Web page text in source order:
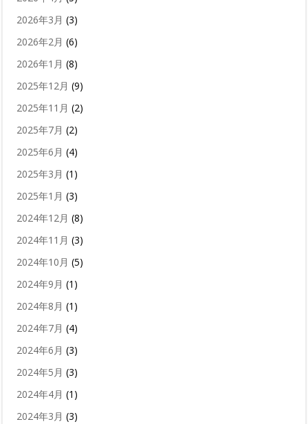
2026年3月 (3)
2026年2月 (6)
2026年1月 (8)
2025年12月 (9)
2025年11月 (2)
2025年7月 (2)
2025年6月 (4)
2025年3月 (1)
2025年1月 (3)
2024年12月 (8)
2024年11月 (3)
2024年10月 (5)
2024年9月 (1)
2024年8月 (1)
2024年7月 (4)
2024年6月 (3)
2024年5月 (3)
2024年4月 (1)
2024年3月 (3)